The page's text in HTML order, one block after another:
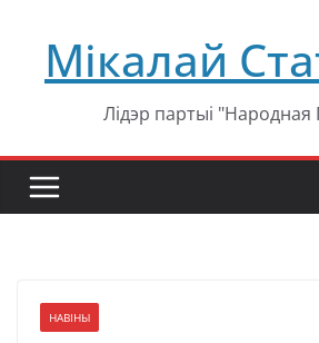
содержимому
Мікалай
Лідэр партыі "Народная
НАВІНЫ